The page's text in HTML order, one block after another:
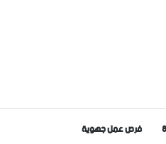
فرص عمل جهوية